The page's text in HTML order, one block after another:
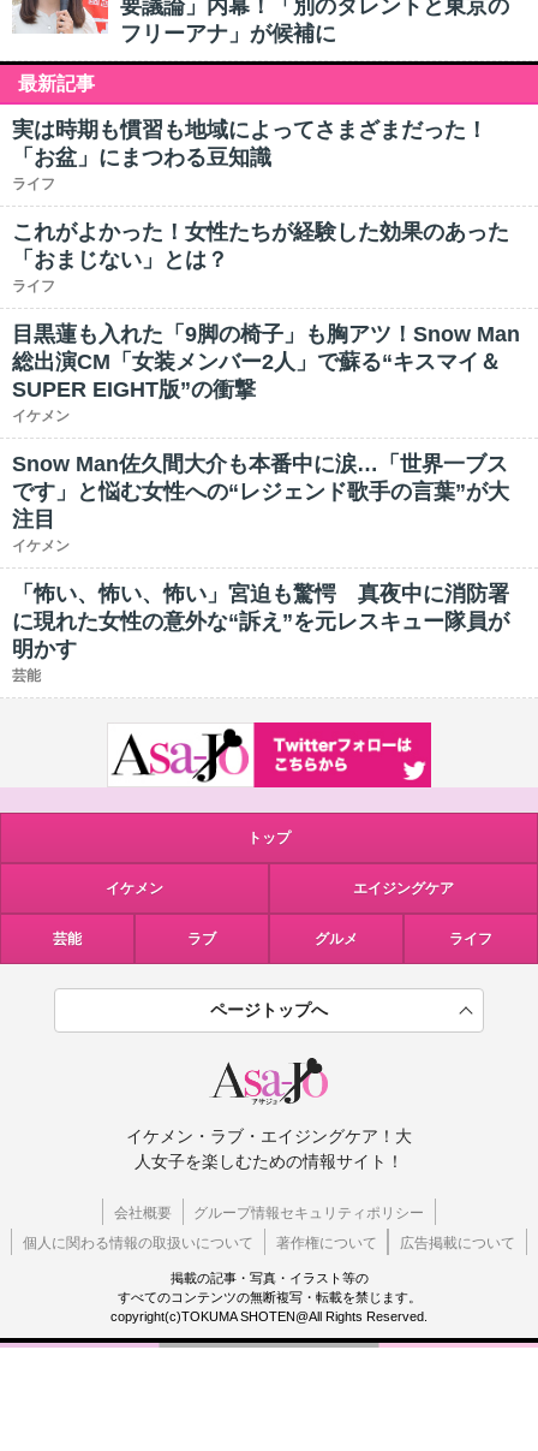
要議論」内幕！「別のタレントと東京の
フリーアナ」が候補に
最新記事
実は時期も慣習も地域によってさまざまだった！
「お盆」にまつわる豆知識
ライフ
これがよかった！女性たちが経験した効果のあった
「おまじない」とは？
ライフ
目黒蓮も入れた「9脚の椅子」も胸アツ！Snow Man
総出演CM「女装メンバー2人」で蘇る“キスマイ＆
SUPER EIGHT版”の衝撃
イケメン
Snow Man佐久間大介も本番中に涙…「世界一ブス
です」と悩む女性への“レジェンド歌手の言葉”が大
注目
イケメン
「怖い、怖い、怖い」宮迫も驚愕 真夜中に消防署
に現れた女性の意外な“訴え”を元レスキュー隊員が
明かす
芸能
トップ
イケメン エイジングケア
芸能 ラブ グルメ ライフ
ページトップへ
イケメン・ラブ・エイジングケア！大
人女子を楽しむための情報サイト！
会社概要
グループ情報セキュリティポリシー
個人に関わる情報の取扱いについて
著作権について 広告掲載について
掲載の記事・写真・イラスト等の
すべてのコンテンツの無断複写・転載を禁じます。
copyright(c)TOKUMA SHOTEN@All Rights Reserved.